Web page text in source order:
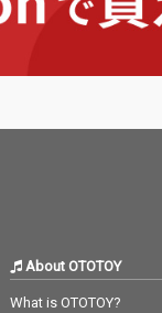
About OTOTOY
What is OTOTOY?